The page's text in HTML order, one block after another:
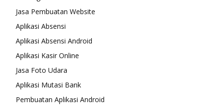
Jasa Pembuatan Website
Aplikasi Absensi
Aplikasi Absensi Android
Aplikasi Kasir Online
Jasa Foto Udara
Aplikasi Mutasi Bank
Pembuatan Aplikasi Android